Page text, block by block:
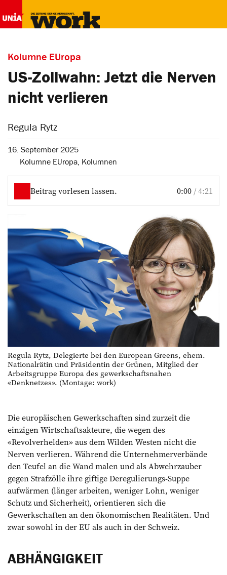
Kolumne EUropa
US-Zollwahn: Jetzt die Nerven
nicht verlieren
Regula Rytz
16. September 2025
Kolumne EUropa, Kolumnen
Beitrag vorlesen lassen. 0:00 /4:21
Regula Rytz, Delegierte bei den European Greens, ehem.
Nationalrätin und Präsidentin der Grünen, Mitglied der
Arbeitsgruppe Europa des gewerkschaftsnahen
«Denknetzes». (Montage: work)
Die europäischen Gewerkschaften sind zurzeit die
einzigen Wirtschaftsakteure, die wegen des
­«Revolverhelden» aus dem Wilden Westen nicht die
Nerven verlieren. Während die Unternehmerverbände
den Teufel an die Wand malen und als Abwehrzauber
gegen Strafzölle ihre giftige Deregulierungs-Suppe
aufwärmen (länger arbeiten, weniger Lohn, weniger
Schutz und Sicherheit), orientieren sich die
Gewerkschaften an den ökonomischen Realitäten. Und
zwar sowohl in der EU als auch in der Schweiz.
ABHÄNGIGKEIT